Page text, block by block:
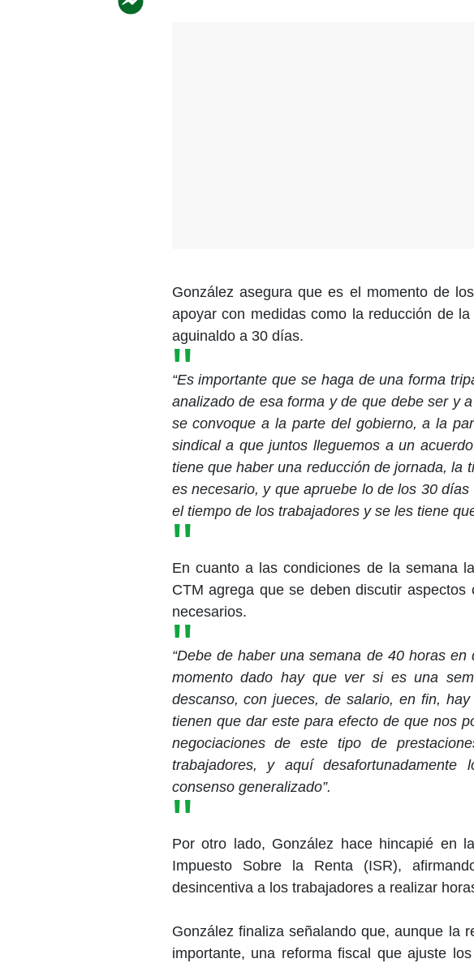
González asegura que es el momento de
apoyar con medidas como la reducción de
aguinaldo a 30 días.
“Es importante que se haga de una forma
analizado de esa forma y de que debe ser y
se convoque a la parte del gobierno, a la
sindical a que juntos lleguemos a un
tiene que haber una reducción de jornada, la
es necesario, y que apruebe lo de los 30
el tiempo de los trabajadores y se les tiene
En cuanto a las condiciones de la semana
CTM agrega que se deben discutir
necesarios.
“Debe de haber una semana de 40 horas
momento dado hay que ver si es una
descanso, con jueces, de salario, en fin,
tienen que dar este para efecto de que nos
negociaciones de este tipo de
trabajadores, y aquí
consenso generalizado”.
Por otro lado, González hace hincapié en
Impuesto Sobre la Renta (ISR),
desincentiva a los trabajadores a realizar
González finaliza señalando que, aunque la
importante, una reforma fiscal que ajuste